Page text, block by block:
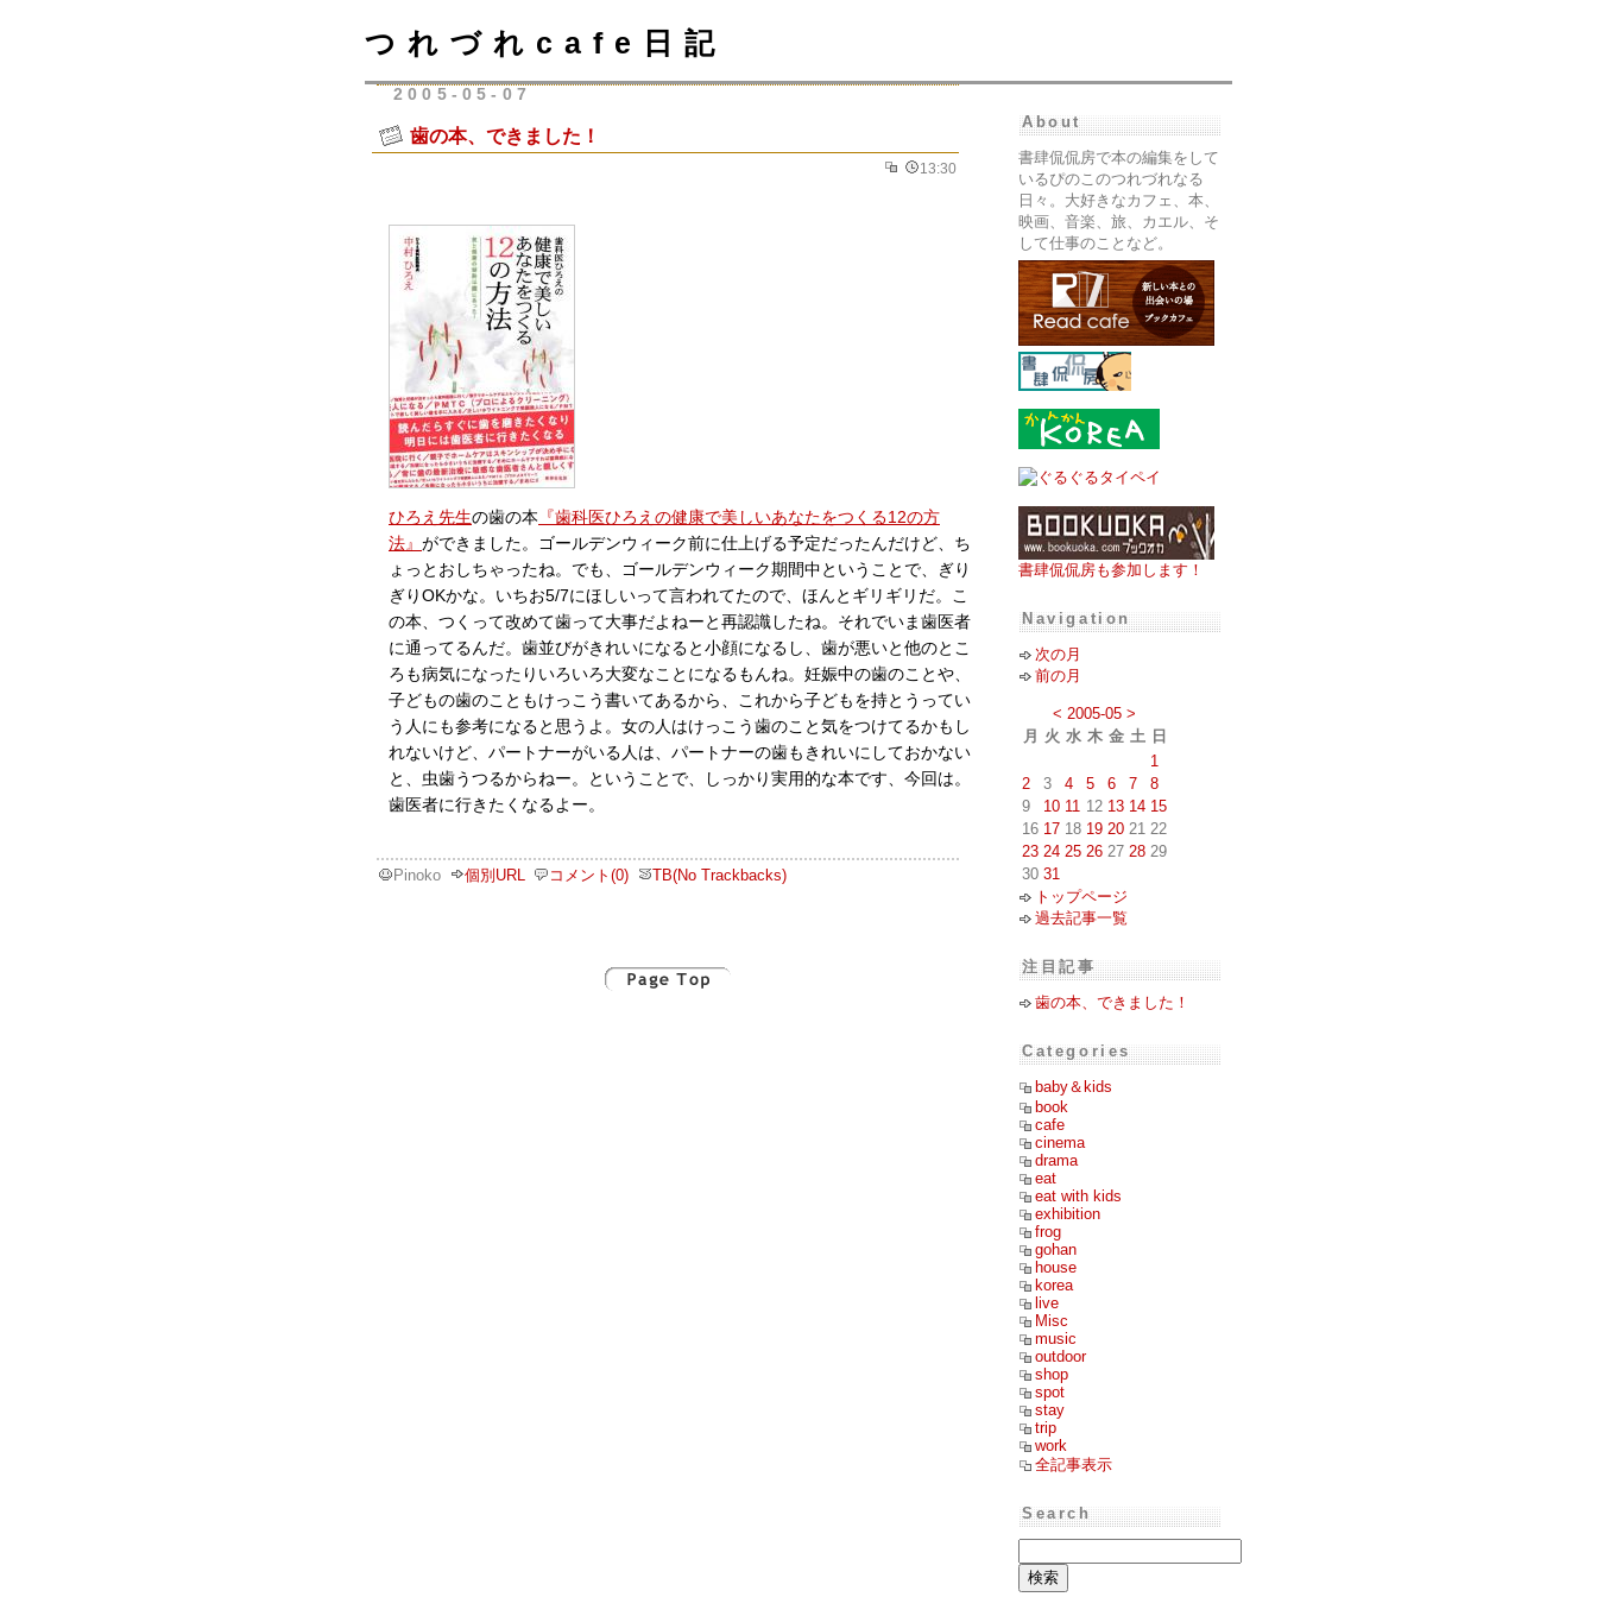
つれづれcafe日記
2005-05-07
歯の本、できました！
13:30
ひろえ先生の歯の本 『歯科医ひろえの健康で美しいあなたをつくる12の方
法』 ができました。ゴールデンウィーク前に仕上げる予定だったんだけど、ち
ょっとおしちゃったね。でも、ゴールデンウィーク期間中ということで、ぎり
ぎりOKかな。いちお5/7にほしいって言われてたので、ほんとギリギリだ。こ
の本、つくって改めて歯って大事だよねーと再認識したね。それでいま歯医者
に通ってるんだ。歯並びがきれいになると小顔になるし、歯が悪いと他のとこ
ろも病気になったりいろいろ大変なことになるもんね。妊娠中の歯のことや、
子どもの歯のこともけっこう書いてあるから、これから子どもを持とうってい
う人にも参考になると思うよ。女の人はけっこう歯のこと気をつけてるかもし
れないけど、パートナーがいる人は、パートナーの歯もきれいにしておかない
と、虫歯うつるからねー。ということで、しっかり実用的な本です、今回は。
歯医者に行きたくなるよー。
Pinoko 個別URL コメント(0) TB(No Trackbacks)
About
書肆侃侃房で本の編集をして
いるぴのこのつれづれなる
日々。大好きなカフェ、本、
映画、音楽、旅、カエル、そ
して仕事のことなど。
書肆侃侃房も参加します！
Navigation
次の月
前の月
< 2005-05 >
月
火 水 木 金 土 日
1
2
3 4 5 6 7
8
9
10 11 12 13 14 15
16 17 18 19 20 21 22
23 24 25 26 27 28 29
30 31
トップページ
過去記事一覧
注目記事
歯の本、できました！
Categories
baby＆kids
book
cafe
cinema
drama
eat
eat with kids
exhibition
frog
gohan
house
korea
live
Misc
music
outdoor
shop
spot
stay
trip
work
全記事表示
Search